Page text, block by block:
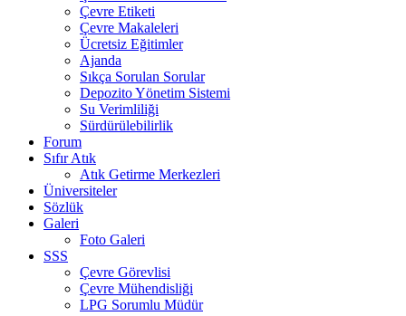
Çevre Etiketi
Çevre Makaleleri
Ücretsiz Eğitimler
Ajanda
Sıkça Sorulan Sorular
Depozito Yönetim Sistemi
Su Verimliliği
Sürdürülebilirlik
Forum
Sıfır Atık
Atık Getirme Merkezleri
Üniversiteler
Sözlük
Galeri
Foto Galeri
SSS
Çevre Görevlisi
Çevre Mühendisliği
LPG Sorumlu Müdür